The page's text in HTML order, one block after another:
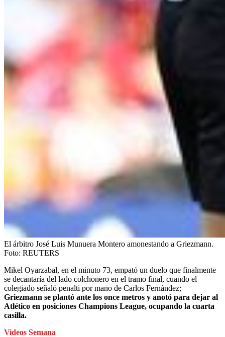
El árbitro José Luis Munuera Montero amonestando a Griezmann.
Foto: REUTERS
Mikel Oyarzabal, en el minuto 73, empató un duelo que finalmente
se decantaría del lado colchonero en el tramo final, cuando el
colegiado señaló penalti por mano de Carlos Fernández;
Griezmann se plantó ante los once metros y anotó para dejar al
Atlético en posiciones Champions League, ocupando la cuarta
casilla.
Videos Semana